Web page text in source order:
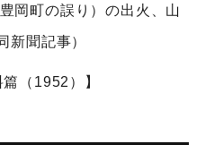
岡町の誤り）の出火、山
新聞記事）
（1952）】